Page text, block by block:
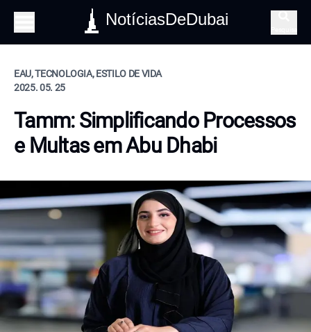
NotíciasDeDubai
EAU, TECNOLOGIA, ESTILO DE VIDA
2025. 05. 25
Tamm: Simplificando Processos
e Multas em Abu Dhabi